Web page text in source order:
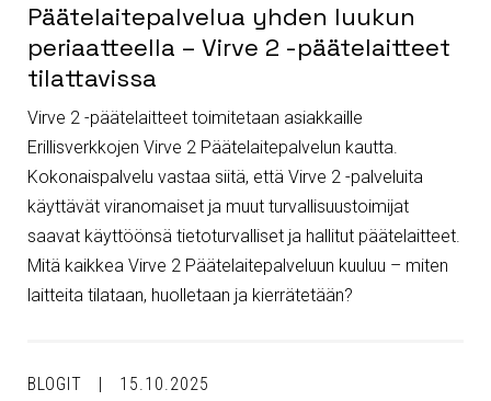
Päätelaitepalvelua yhden luukun
periaatteella – Virve 2 -päätelaitteet
tilattavissa
Virve 2 -päätelaitteet toimitetaan asiakkaille
Erillisverkkojen Virve 2 Päätelaitepalvelun kautta.
Kokonaispalvelu vastaa siitä, että Virve 2 -palveluita
käyttävät viranomaiset ja muut turvallisuustoimijat
saavat käyttöönsä tietoturvalliset ja hallitut päätelaitteet.
Mitä kaikkea Virve 2 Päätelaitepalveluun kuuluu – miten
laitteita tilataan, huolletaan ja kierrätetään?
BLOGIT 15.10.2025